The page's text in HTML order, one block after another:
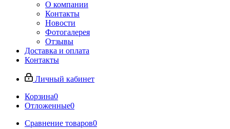
О компании
Контакты
Новости
Фотогалерея
Отзывы
Доставка и оплата
Контакты
Личный кабинет
Корзина0
Отложенные0
Сравнение товаров0